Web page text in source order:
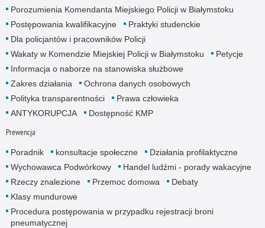
Porozumienia Komendanta Miejskiego Policji w Białymstoku
Postępowania kwalifikacyjne
Praktyki studenckie
Dla policjantów i pracowników Policji
Wakaty w Komendzie Miejskiej Policji w Białymstoku
Petycje
Informacja o naborze na stanowiska służbowe
Zakres działania
Ochrona danych osobowych
Polityka transparentności
Prawa człowieka
ANTYKORUPCJA
Dostępność KMP
Prewencja
Poradnik konsultacje społeczne
Działania profilaktyczne
Wychowawca Podwórkowy
Handel ludźmi - porady wakacyjne
Rzeczy znalezione
Przemoc domowa
Debaty
Klasy mundurowe
Procedura postępowania w przypadku rejestracji broni
pneumatycznej